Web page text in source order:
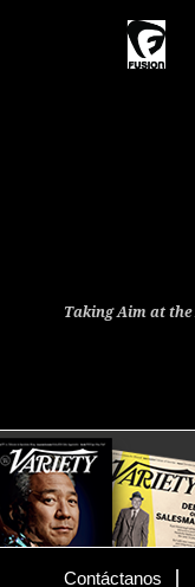
Taking Aim at the
Contáctanos